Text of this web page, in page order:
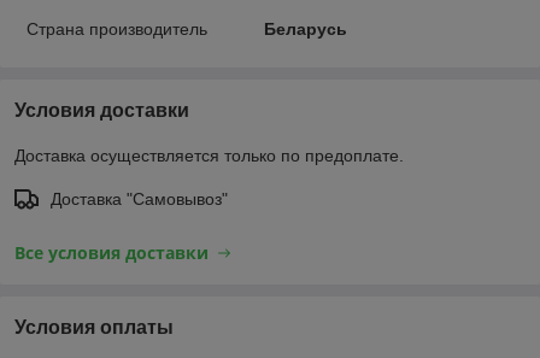
Страна производитель Беларусь
Условия доставки
Доставка осуществляется только по предоплате.
Доставка "Самовывоз"
Все условия доставки
Условия оплаты